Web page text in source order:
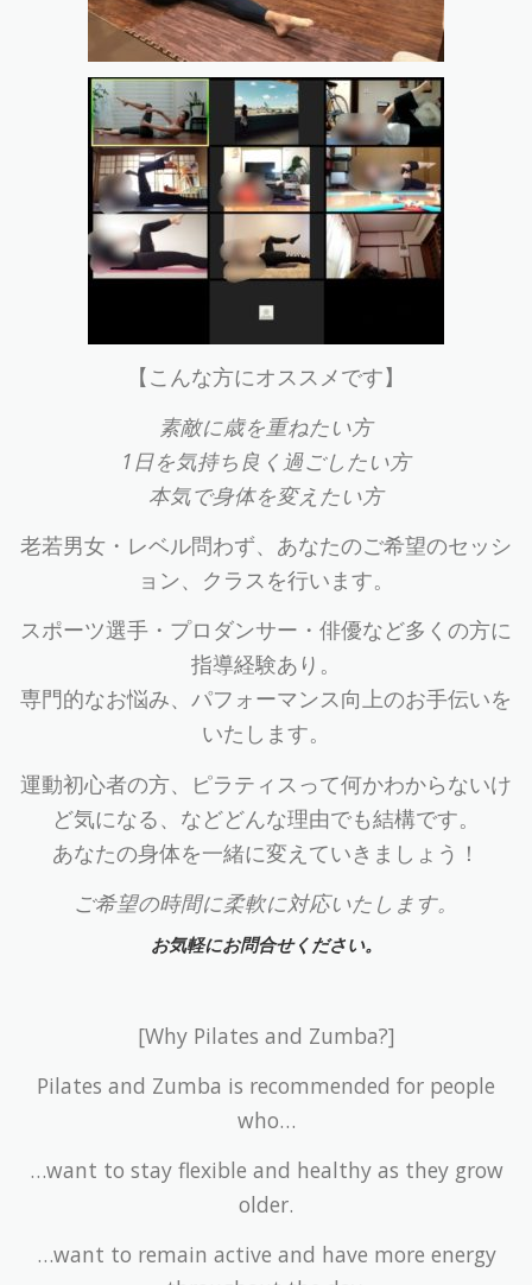
【こんな方にオススメです】
素敵に歳を重ねたい方
1日を気持ち良く過ごしたい方
本気で身体を変えたい方
老若男女・レベル問わず、あなたのご希望のセッシ
ョン、クラスを行います。
スポーツ選手・プロダンサー・俳優など多くの方に
指導経験あり。
専門的なお悩み、パフォーマンス向上のお手伝いを
いたします。
運動初心者の方、ピラティスって何かわからないけ
ど気になる、などどんな理由でも結構です。
あなたの身体を一緒に変えていきましょう！
ご希望の時間に柔軟に対応いたします。
お気軽にお問合せください。
[Why Pilates and Zumba?]
Pilates and Zumba is recommended for people
who…
…want to stay flexible and healthy as they grow
older.
…want to remain active and have more energy